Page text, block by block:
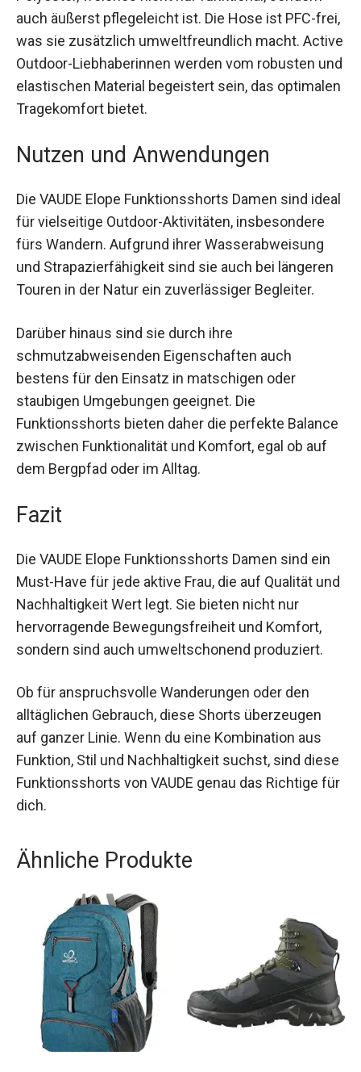
Polyester, welches nicht nur funktional, sondern
auch äußerst pflegeleicht ist. Die Hose ist PFC-
frei, was sie zusätzlich umweltfreundlich macht.
Active Outdoor-Liebhaberinnen werden vom
robusten und elastischen Material begeistert
sein, das optimalen Tragekomfort bietet.
Nutzen und Anwendungen
Die VAUDE Elope Funktionsshorts Damen sind
ideal für vielseitige Outdoor-Aktivitäten,
insbesondere fürs Wandern. Aufgrund ihrer
Wasserabweisung und Strapazierfähigkeit sind
sie auch bei längeren Touren in der Natur ein
zuverlässiger Begleiter.
Darüber hinaus sind sie durch ihre
schmutzabweisenden Eigenschaften auch
bestens für den Einsatz in matschigen oder
staubigen Umgebungen geeignet. Die
Funktionsshorts bieten daher die perfekte
Balance zwischen Funktionalität und Komfort,
Fazit
Die VAUDE Elope Funktionsshorts Damen sind ein
Must-Have für jede aktive Frau, die auf Qualität
und Nachhaltigkeit Wert legt. Sie bieten nicht nur
hervorragende Bewegungsfreiheit und Komfort,
sondern sind auch umweltschonend produziert.
Ob für anspruchsvolle Wanderungen oder den
alltäglichen Gebrauch, diese Shorts überzeugen
auf ganzer Linie. Wenn du eine Kombination aus
Funktion, Stil und Nachhaltigkeit suchst, sind
diese Funktionsshorts von VAUDE genau das
Ähnliche Produkte